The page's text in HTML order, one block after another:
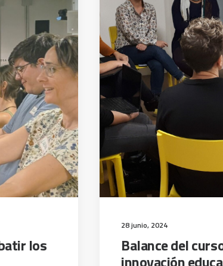
los
28 junio, 2024
Balance del